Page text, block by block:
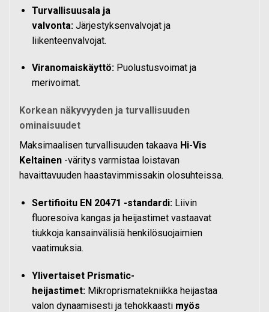
Turvallisuusala ja
valvonta:Järjestyksenvalvojat ja
liikenteenvalvojat.
Viranomaiskäyttö:Puolustusvoimat ja
merivoimat.
Korkean näkyvyyden ja turvallisuuden
ominaisuudet
Maksimaalisen turvallisuuden takaava Hi-Vis
Keltainen -väritys varmistaa loistavan
havaittavuuden haastavimmissakin olosuhteissa.
Sertifioitu EN 20471 -standardi:Liivin
fluoresoiva kangas ja heijastimet vastaavat
tiukkoja kansainvälisiä henkilösuojaimien
vaatimuksia.
Ylivertaiset Prismatic-
heijastimet:Mikroprismatekniikka heijastaa
valon dynaamisesti ja tehokkaasti myös